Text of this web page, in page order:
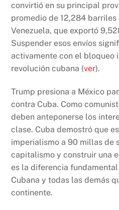
convirtió en su principal
promedio de 12,284 barriles
Venezuela, que exportó
Suspender esos envíos
activamente con el bloqueo
revolución cubana (ver).
Trump presiona a México
contra Cuba. Como
deben anteponerse los
clase. Cuba demostró que
imperialismo a 90 millas de
capitalismo y construir una
es la diferencia
Cubana y todas las demás
continente.